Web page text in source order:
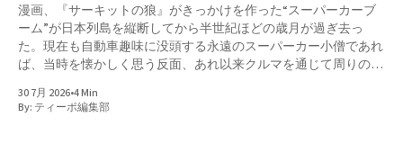
漫画、『サーキットの狼』がきっかけを作った“スーパーカーブ
ーム”が日本列島を縦断してから半世紀ほどの歳月が過ぎ去っ
た。現在も自動車趣味に没頭する永遠のスーパーカー小僧であれ
ば、当時を懐かしく思う反面、あれ以来クルマを通じて周りの誰
かもしれない。あの頃スーパーカーに夢中だった仲間たちはいっ
たいどこに行ってしまったのだろうか――。 スーパーカーブー
30 7月 2026•4 Min
By: ティーポ編集部